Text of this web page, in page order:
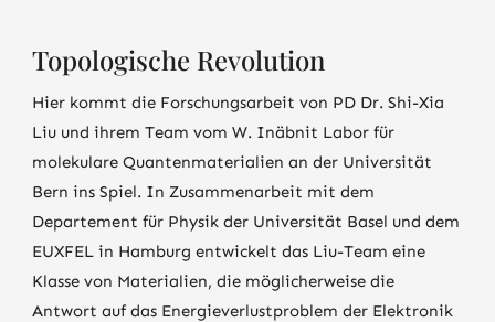
Topologische Revolution
Hier kommt die Forschungsarbeit von PD Dr. Shi-Xia
Liu und ihrem Team vom W. Inäbnit Labor für
molekulare Quantenmaterialien an der Universität
Bern ins Spiel. In Zusammenarbeit mit dem
Departement für Physik der Universität Basel und dem
EUXFEL in Hamburg entwickelt das Liu-Team eine
Klasse von Materialien, die möglicherweise die
Antwort auf das Energieverlustproblem der Elektronik